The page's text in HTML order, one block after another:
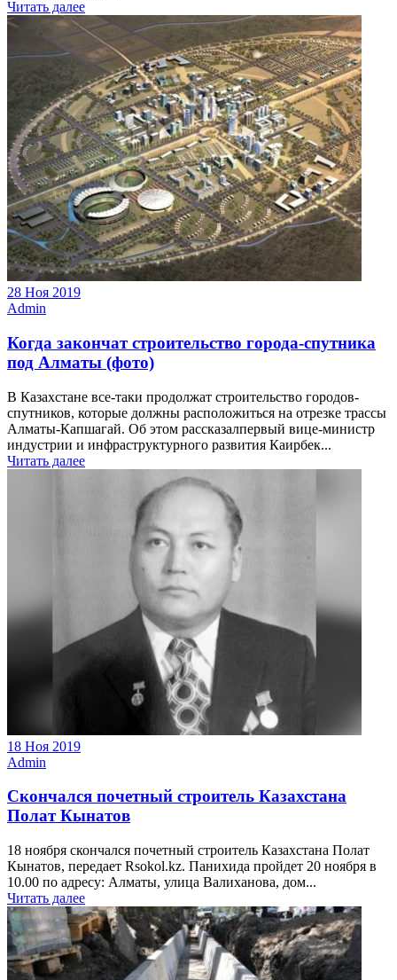
Читать далее
28 Ноя 2019
Admin
Когда закончат строительство города-спутника
под Алматы (фото)
В Казахстане все-таки продолжат строительство городов-
спутников, которые должны расположиться на отрезке трассы
Алматы-Капшагай. Об этом рассказалпервый вице-министр
индустрии и инфраструктурного развития Каирбек...
Читать далее
18 Ноя 2019
Admin
Скончался почетный строитель Казахстана
Полат Кынатов
18 ноября скончался почетный строитель Казахстана Полат
Кынатов, передает Rsokol.kz. Панихида пройдет 20 ноября в
10.00 по адресу: Алматы, улица Валиханова, дом...
Читать далее